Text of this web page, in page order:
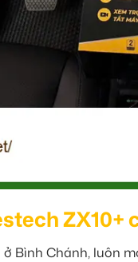
ZX10+
Bình Chánh, luôn